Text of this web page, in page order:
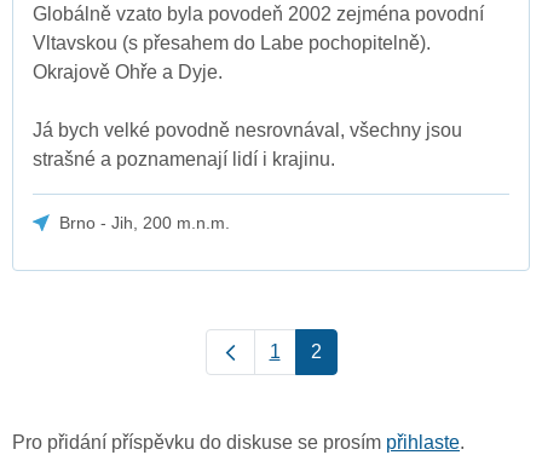
Globálně vzato byla povodeň 2002 zejména povodní
Vltavskou (s přesahem do Labe pochopitelně).
Okrajově Ohře a Dyje.
Já bych velké povodně nesrovnával, všechny jsou
strašné a poznamenají lidí i krajinu.
Brno - Jih, 200 m.n.m.
1 2
Pro přidání příspěvku do diskuse se prosím přihlaste.